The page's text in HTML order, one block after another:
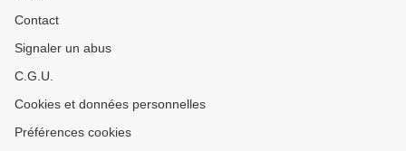
Contact
Signaler un abus
C.G.U.
Cookies et données personnelles
Préférences cookies